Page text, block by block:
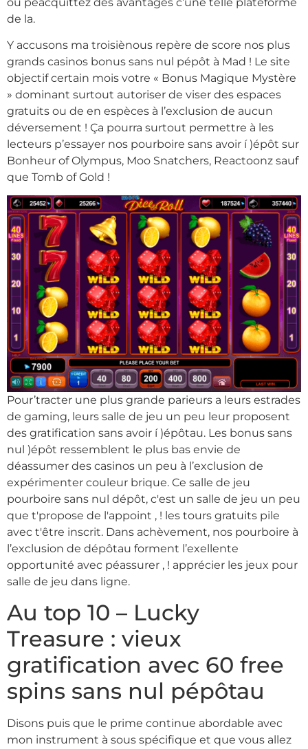
de la.
Y accusons ma troisiènous repère de score nos plus
grands casinos bonus sans nul pépôt à Mad ! Le site
objectif certain mois votre « Bonus Magique Mystère
» dominant surtout autoriser de viser des espaces
gratuits ou de en espèces à l’exclusion de aucun
déversement ! Ça pourra surtout permettre à les
lecteurs p’essayer nos pourboire sans avoir í )épôt sur
Bonheur of Olympus, Moo Snatchers, Reactoonz sauf
que Tomb of Gold !
Pour’tracter une plus grande parieurs a leurs estrades
de gaming, leurs salle de jeu un peu leur proposent
des gratification sans avoir í )épôtau. Les bonus sans
nul )épôt ressemblent le plus bas envie de
déassumer des casinos un peu à l’exclusion de
expérimenter couleur brique. Ce salle de jeu
pourboire sans nul dépôt, c'est un salle de jeu un peu
que t'propose de l'appoint , ! les tours gratuits pile
avec t'être inscrit. Dans achèvement, nos pourboire à
l’exclusion de dépôtau forment l’exellente
opportunité avec péassurer , ! apprécier les jeux pour
salle de jeu dans ligne.
Au top 10 – Lucky
Treasure : vieux
gratification avec 60 free
spins sans nul pépôtau
Disons puis que le prime continue abordable avec
mon instrument à sous spécifique et que vous allez